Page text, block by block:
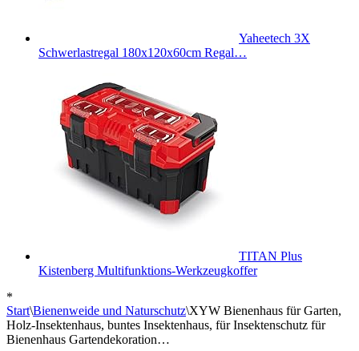
Yaheetech 3X
Schwerlastregal 180x120x60cm Regal…
TITAN Plus
Kistenberg Multifunktions-Werkzeugkoffer
*
Start\Bienenweide und Naturschutz\XYW Bienenhaus für Garten,
Holz-Insektenhaus, buntes Insektenhaus, für Insektenschutz für
Bienenhaus Gartendekoration…